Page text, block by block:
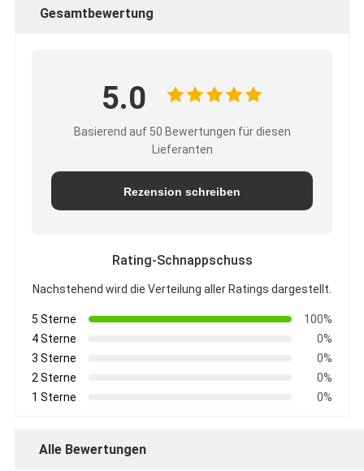
Gesamtbewertung
5.0
Basierend auf 50 Bewertungen für diesen
Lieferanten
Rezension schreiben
Rating-Schnappschuss
Nachstehend wird die Verteilung aller Ratings dargestellt.
5 Sterne
100%
4 Sterne
0%
3 Sterne
0%
2 Sterne
0%
1 Sterne
0%
Alle Bewertungen